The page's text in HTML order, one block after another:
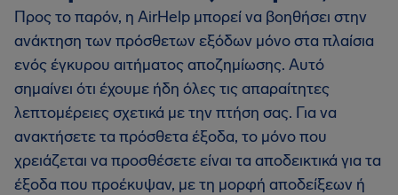
Προς το παρόν, η AirHelp μπορεί να βοηθήσει στην
ανάκτηση των πρόσθετων εξόδων μόνο στα πλαίσια
ενός έγκυρου αιτήματος αποζημίωσης. Αυτό
σημαίνει ότι έχουμε ήδη όλες τις απαραίτητες
λεπτομέρειες σχετικά με την πτήση σας. Για να
ανακτήσετε τα πρόσθετα έξοδα, το μόνο που
χρειάζεται να προσθέσετε είναι τα αποδεικτικά για τα
έξοδα που προέκυψαν, με τη μορφή αποδείξεων ή